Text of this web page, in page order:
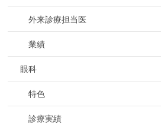
外来診療担当医
業績
眼科
特色
診療実績